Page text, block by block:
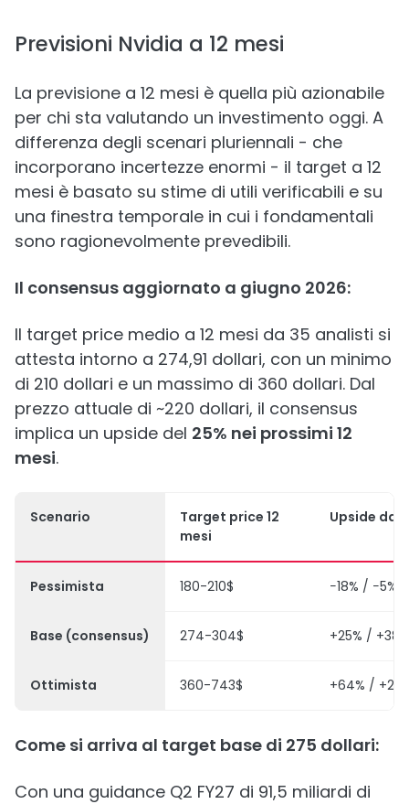
Previsioni Nvidia a 12 mesi
La previsione a 12 mesi è quella più azionabile
per chi sta valutando un investimento oggi. A
differenza degli scenari pluriennali - che
incorporano incertezze enormi - il target a 12
mesi è basato su stime di utili verificabili e su
una finestra temporale in cui i fondamentali
sono ragionevolmente prevedibili.
Il consensus aggiornato a giugno 2026:
Il target price medio a 12 mesi da 35 analisti si
attesta intorno a 274,91 dollari, con un minimo
di 210 dollari e un massimo di 360 dollari. Dal
prezzo attuale di ~220 dollari, il consensus
implica un upside del 25% nei prossimi 12
mesi.
Scenario
Target price 12
mesi
Upside da
Pessimista 180-210$ −18% / −5%
Base (consensus) 274-304$ +25% / +38%
Ottimista 360-743$ +64% /
Come si arriva al target base di 275 dollari:
Con una guidance Q2 FY27 di 91,5 miliardi di